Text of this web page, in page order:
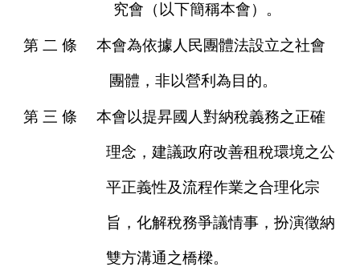
究會（以下簡稱本會）。
第 二 條 本會為依據人民團體法設立之社會
團體，非以營利為目的。
第 三 條 本會以提昇國人對納稅義務之正確
理念，建議政府改善租稅環境之公
平正義性及流程作業之合理化宗
旨，化解稅務爭議情事，扮演徵納
雙方溝通之橋樑。